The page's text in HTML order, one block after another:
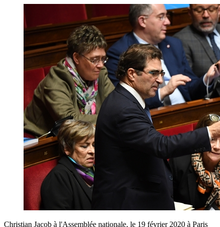
Christian Jacob à l'Assemblée nationale, le 19 février 2020 à Paris